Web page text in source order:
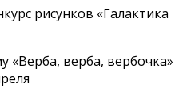
рисунков «Галактика
верба, вербочка»